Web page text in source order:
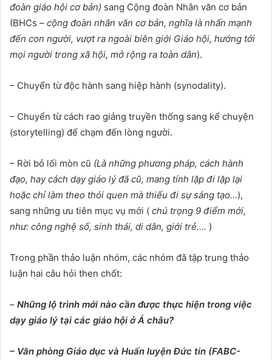
đoàn giáo hội cơ bản) sang Cộng đoàn Nhân văn cơ bản
(BHCs – cộng đoàn nhân văn cơ bản, nghĩa là nhấn mạnh
đến con người, vượt ra ngoài biên giới Giáo hội, hướng tới
mọi người trong xã hội, mở rộng ra toàn dân).
– Chuyển từ độc hành sang hiệp hành (synodality).
– Chuyển từ cách rao giảng truyền thống sang kể chuyện
(storytelling) để chạm đến lòng người.
– Rời bỏ lối mòn cũ (Là những phương pháp, cách hành
đạo, hay cách dạy giáo lý đã cũ, mang tính lặp đi lặp lại
hoặc chỉ làm theo thói quen mà thiếu đi sự sáng tạo…),
sang những ưu tiên mục vụ mới ( chú trọng 9 điểm mới,
như: công nghệ số, sinh thái, di dân, giới trẻ…. )
Trong phần thảo luận nhóm, các nhóm đã tập trung thảo
luận hai câu hỏi then chốt:
– Những lộ trình mới nào cần được thực hiện trong việc
dạy giáo lý tại các giáo hội ở Á châu?
– Văn phòng Giáo dục và Huấn luyện Đức tin (FABC-